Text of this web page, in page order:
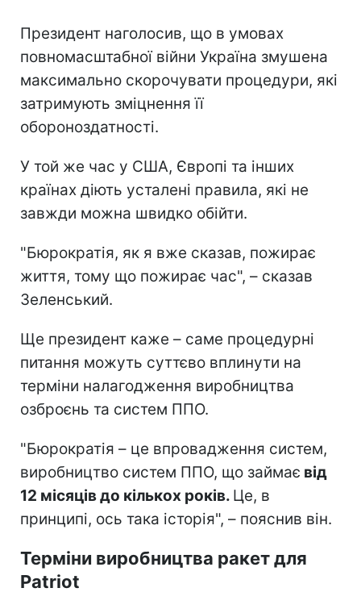
Президент наголосив, що в умовах
повномасштабної війни Україна змушена
максимально скорочувати процедури, які
затримують зміцнення її
обороноздатності.
У той же час у США, Європі та інших
країнах діють усталені правила, які не
завжди можна швидко обійти.
"Бюрократія, як я вже сказав, пожирає
життя, тому що пожирає час", – сказав
Зеленський.
Ще президент каже – саме процедурні
питання можуть суттєво вплинути на
терміни налагодження виробництва
озброєнь та систем ППО.
"Бюрократія – це впровадження систем,
виробництво систем ППО, що займає від
12 місяців до кількох років. Це, в
принципі, ось така історія", – пояснив він.
Терміни виробництва ракет для
Patriot